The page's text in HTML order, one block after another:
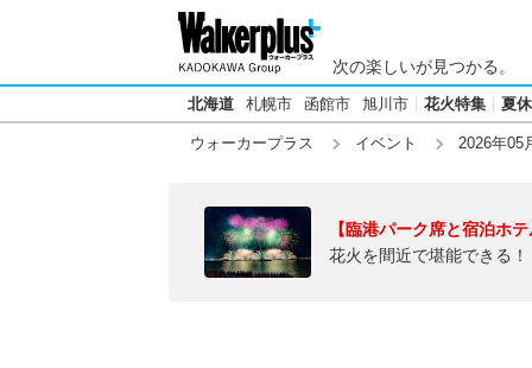
次の楽しいが見つかる。
北海道 札幌市 函館市 旭川市 花火特集 夏
ウォーカープラス イベント 2026年05
【臨港パーク席と宿泊ホ
花火を間近で堪能できる